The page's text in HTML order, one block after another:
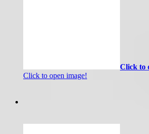
Click to
Click to open image!